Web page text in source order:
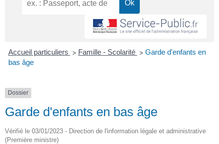
Accueil particuliers > Famille - Scolarité > Garde d'enfants en
bas âge
Dossier
Garde d'enfants en bas âge
Vérifié le 03/01/2023 - Direction de l'information légale et administrative
(Première ministre)